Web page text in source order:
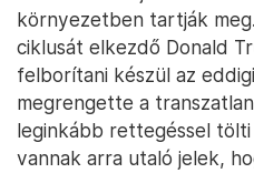
környezetben tartják
ciklusát elkezdő Donald
felborítani készül az
megrengette a
leginkább rettegéssel
vannak arra utaló jelek,